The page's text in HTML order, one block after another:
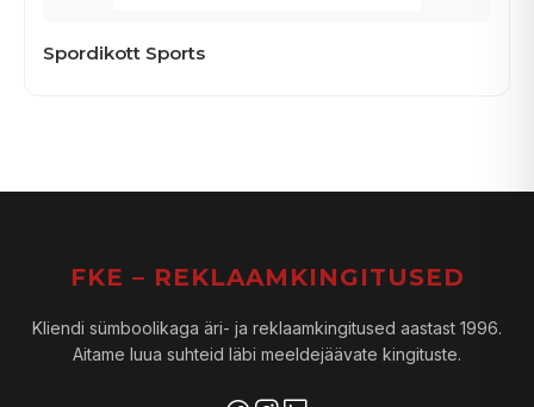
Spordikott Sports
FKE – REKLAAMKINGITUSED
Kliendi sümboolikaga äri- ja reklaamkingitused aastast 1996.
Aitame luua suhteid läbi meeldejäävate kingituste.